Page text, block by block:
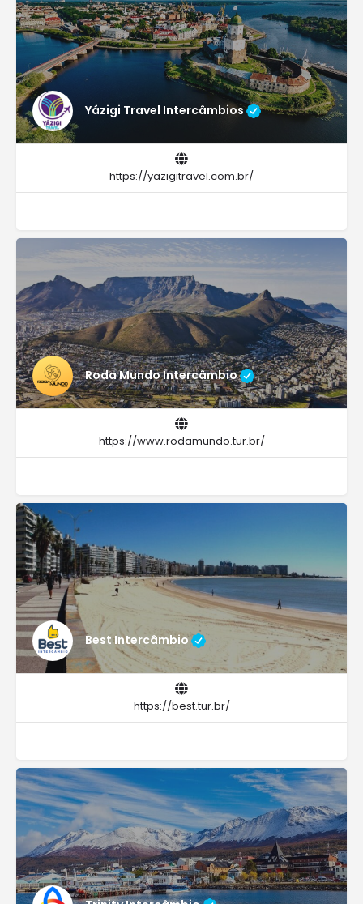
Yázigi Travel Intercâmbios
https://yazigitravel.com.br/
Roda Mundo Intercâmbio
https://www.rodamundo.tur.br/
Best Intercâmbio
https://best.tur.br/